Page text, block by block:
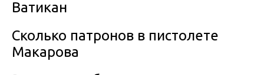
Ватикан
Сколько патронов в пистолете
Макарова